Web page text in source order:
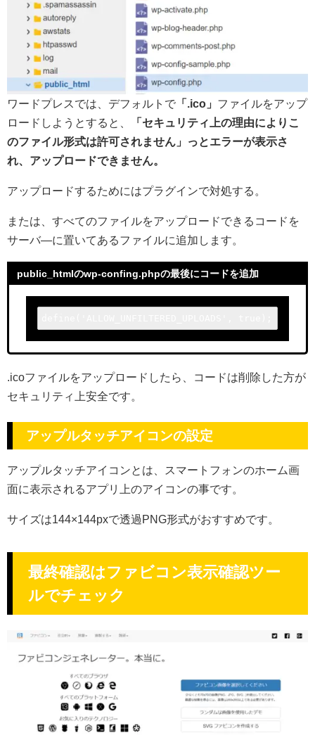
ワードプレスでは、デフォルトで 「.ico」 ファイルをアップ
ロードしようとすると、
「セキュリティ上の理由によりこ
のファイル形式は許可されません」っとエラーが表示さ
れ、アップロードできません。
アップロードするためにはプラグインで対処する。
または、すべてのファイルをアップロードできるコードを
サーバ―に置いてあるファイルに追加します。
public_htmlのwp-confing.phpの最後にコードを追加
.icoファイルをアップロードしたら、コードは削除した方が
セキュリティ上安全です。
アップルタッチアイコンの設定
アップルタッチアイコンとは、スマートフォンのホーム画
面に表示されるアプリ上のアイコンの事です。
サイズは144×144pxで透過PNG形式がおすすめです。
最終確認はファビコン表示確認ツー
ルでチェック